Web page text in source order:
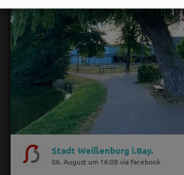
Stadt Weißenburg i.Bay.
06. August um 16:08 via Facebook